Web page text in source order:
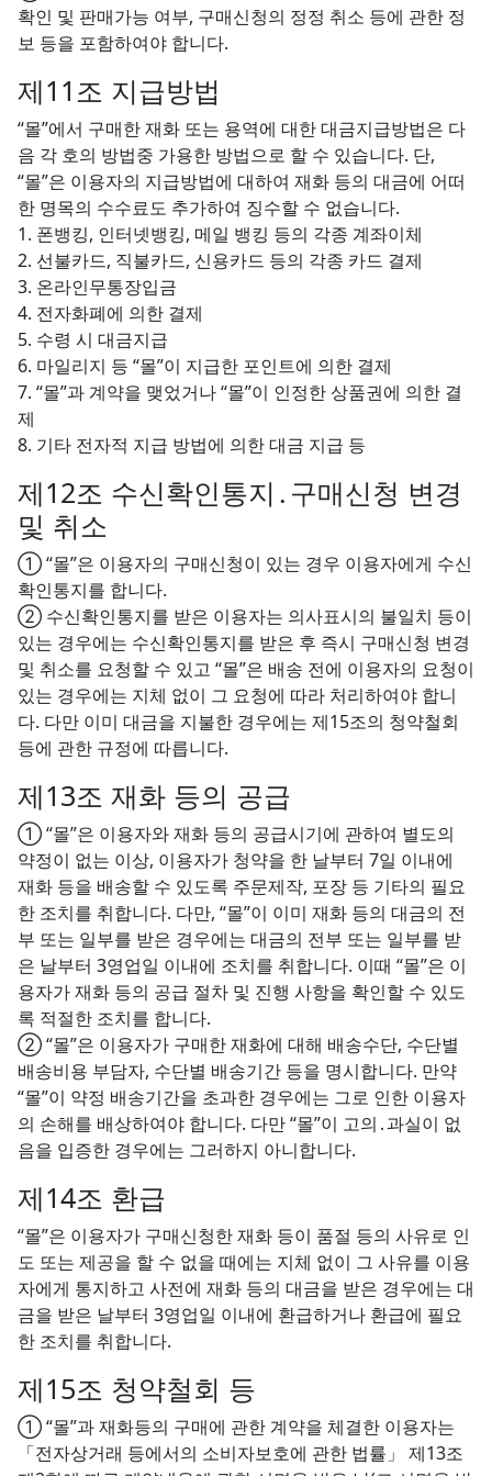
확인 및 판매가능 여부, 구매신청의 정정 취소 등에 관한 정
보 등을 포함하여야 합니다.
제11조 지급방법
“몰”에서 구매한 재화 또는 용역에 대한 대금지급방법은 다
음 각 호의 방법중 가용한 방법으로 할 수 있습니다. 단,
“몰”은 이용자의 지급방법에 대하여 재화 등의 대금에 어떠
한 명목의 수수료도 추가하여 징수할 수 없습니다.
1. 폰뱅킹, 인터넷뱅킹, 메일 뱅킹 등의 각종 계좌이체
2. 선불카드, 직불카드, 신용카드 등의 각종 카드 결제
3. 온라인무통장입금
4. 전자화폐에 의한 결제
5. 수령 시 대금지급
6. 마일리지 등 “몰”이 지급한 포인트에 의한 결제
7. “몰”과 계약을 맺었거나 “몰”이 인정한 상품권에 의한 결
제
8. 기타 전자적 지급 방법에 의한 대금 지급 등
제12조 수신확인통지․구매신청 변경
및 취소
① “몰”은 이용자의 구매신청이 있는 경우 이용자에게 수신
확인통지를 합니다.
② 수신확인통지를 받은 이용자는 의사표시의 불일치 등이
있는 경우에는 수신확인통지를 받은 후 즉시 구매신청 변경
및 취소를 요청할 수 있고 “몰”은 배송 전에 이용자의 요청이
있는 경우에는 지체 없이 그 요청에 따라 처리하여야 합니
다. 다만 이미 대금을 지불한 경우에는 제15조의 청약철회
등에 관한 규정에 따릅니다.
제13조 재화 등의 공급
① “몰”은 이용자와 재화 등의 공급시기에 관하여 별도의
약정이 없는 이상, 이용자가 청약을 한 날부터 7일 이내에
재화 등을 배송할 수 있도록 주문제작, 포장 등 기타의 필요
한 조치를 취합니다. 다만, “몰”이 이미 재화 등의 대금의 전
부 또는 일부를 받은 경우에는 대금의 전부 또는 일부를 받
은 날부터 3영업일 이내에 조치를 취합니다. 이때 “몰”은 이
용자가 재화 등의 공급 절차 및 진행 사항을 확인할 수 있도
록 적절한 조치를 합니다.
② “몰”은 이용자가 구매한 재화에 대해 배송수단, 수단별
배송비용 부담자, 수단별 배송기간 등을 명시합니다. 만약
“몰”이 약정 배송기간을 초과한 경우에는 그로 인한 이용자
의 손해를 배상하여야 합니다. 다만 “몰”이 고의․과실이 없
음을 입증한 경우에는 그러하지 아니합니다.
제14조 환급
“몰”은 이용자가 구매신청한 재화 등이 품절 등의 사유로 인
도 또는 제공을 할 수 없을 때에는 지체 없이 그 사유를 이용
자에게 통지하고 사전에 재화 등의 대금을 받은 경우에는 대
금을 받은 날부터 3영업일 이내에 환급하거나 환급에 필요
한 조치를 취합니다.
제15조 청약철회 등
① “몰”과 재화등의 구매에 관한 계약을 체결한 이용자는
「전자상거래 등에서의 소비자보호에 관한 법률」 제13조